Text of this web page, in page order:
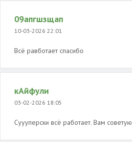
09апгшзщап
10-03-2026 22:01
Всё равботает спасибо
кАйфули
03-02-2026 18:05
Суууперски всë работает. Вам советую